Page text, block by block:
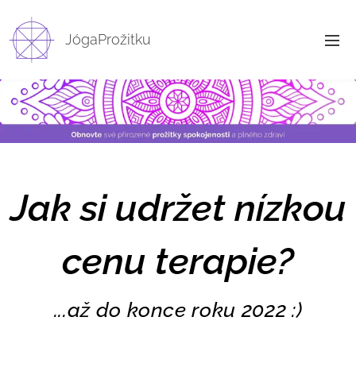
JógaProžitku
Jak si udržet nízkou
cenu terapie?
...až do konce roku 2022 :)